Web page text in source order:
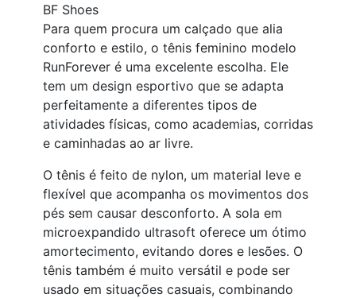
BF Shoes
Para quem procura um calçado que alia
conforto e estilo, o tênis feminino modelo
RunForever é uma excelente escolha. Ele
tem um design esportivo que se adapta
perfeitamente a diferentes tipos de
atividades físicas, como academias, corridas
e caminhadas ao ar livre.
O tênis é feito de nylon, um material leve e
flexível que acompanha os movimentos dos
pés sem causar desconforto. A sola em
microexpandido ultrasoft oferece um ótimo
amortecimento, evitando dores e lesões. O
tênis também é muito versátil e pode ser
usado em situações casuais, combinando